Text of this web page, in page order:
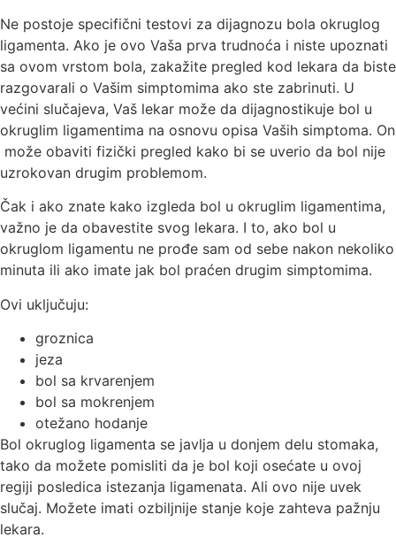
Ne postoje specifični testovi za dijagnozu bola okruglog
ligamenta. Ako je ovo Vaša prva trudnoća i niste upoznati
sa ovom vrstom bola, zakažite pregled kod lekara da biste
razgovarali o Vašim simptomima ako ste zabrinuti. U
većini slučajeva, Vaš lekar može da dijagnostikuje bol u
okruglim ligamentima na osnovu opisa Vaših simptoma. On
može obaviti fizički pregled kako bi se uverio da bol nije
uzrokovan drugim problemom.
Čak i ako znate kako izgleda bol u okruglim ligamentima,
važno je da obavestite svog lekara. I to, ako bol u
okruglom ligamentu ne prođe sam od sebe nakon nekoliko
minuta ili ako imate jak bol praćen drugim simptomima.
Ovi uklјučuju:
groznica
jeza
bol sa krvarenjem
bol sa mokrenjem
otežano hodanje
Bol okruglog ligamenta se javlјa u donjem delu stomaka,
tako da možete pomisliti da je bol koji osećate u ovoj
regiji posledica istezanja ligamenata. Ali ovo nije uvek
slučaj. Možete imati ozbilјnije stanje koje zahteva pažnju
lekara.